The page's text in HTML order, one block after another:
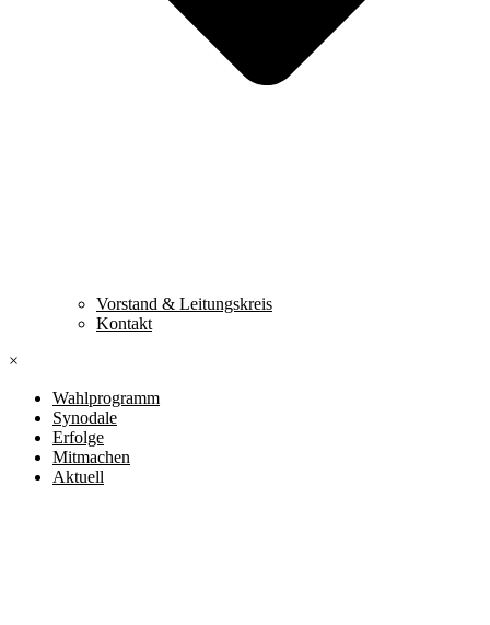
Vorstand & Leitungskreis
Kontakt
×
Wahlprogramm
Synodale
Erfolge
Mitmachen
Aktuell